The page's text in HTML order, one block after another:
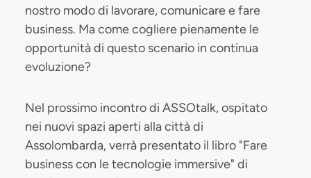
nostro modo di lavorare, comunicare e fare
business. Ma come cogliere pienamente le
opportunità di questo scenario in continua
evoluzione?
Nel prossimo incontro di ASSOtalk, ospitato
nei nuovi spazi aperti alla città di
Assolombarda, verrà presentato il libro "Fare
business con le tecnologie immersive" di